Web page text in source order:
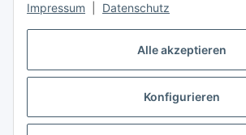
Alle akzeptieren
Konfigurieren
Impressum Datenschutz
Vertrag widerrufen
* Alle Preise inkl. gesetzlicher USt., zzgl.Versand